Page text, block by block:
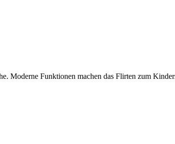
Moderne Funktionen machen das Flirten zum